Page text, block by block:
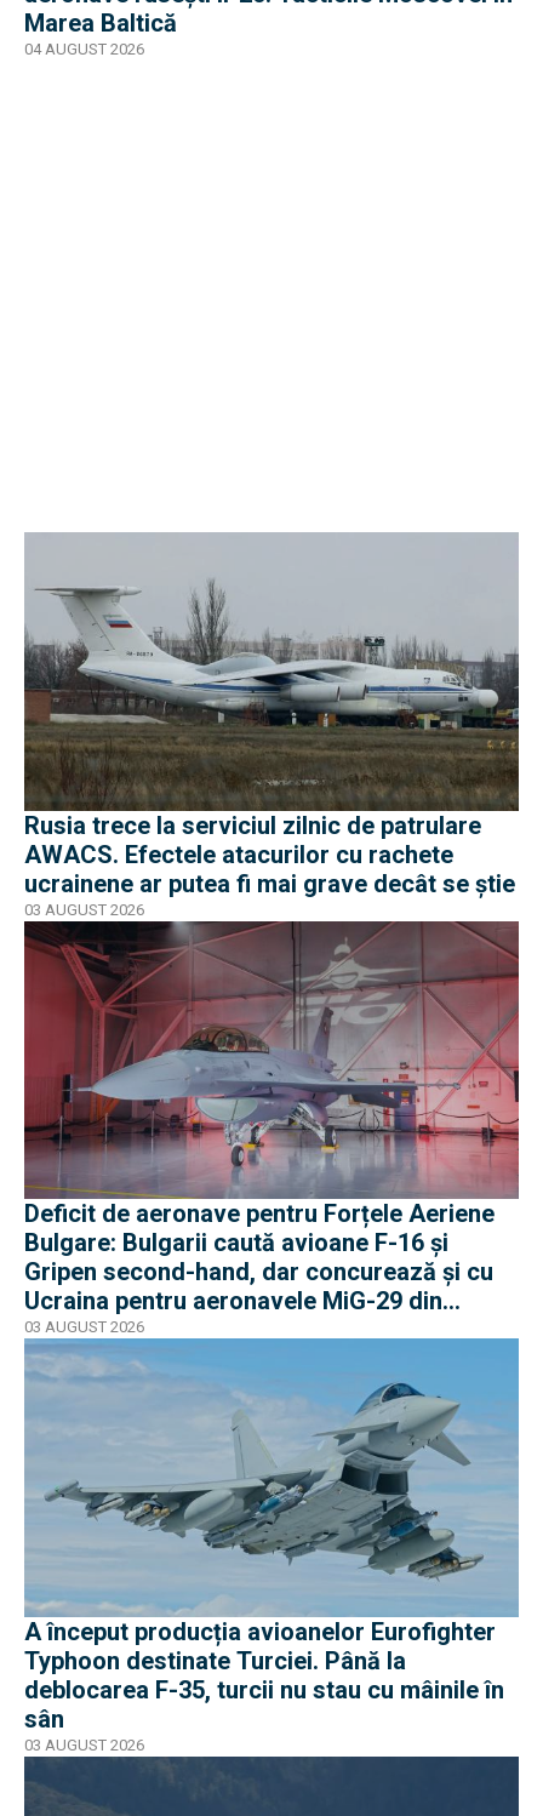
Marea Baltică
04 AUGUST 2026
Rusia trece la serviciul zilnic de patrulare
AWACS. Efectele atacurilor cu rachete
ucrainene ar putea fi mai grave decât se știe
03 AUGUST 2026
Deficit de aeronave pentru Forțele Aeriene
Bulgare: Bulgarii caută avioane F-16 și
Gripen second-hand, dar concurează și cu
Ucraina pentru aeronavele MiG-29 din
Polonia
03 AUGUST 2026
A început producția avioanelor Eurofighter
Typhoon destinate Turciei. Până la
deblocarea F-35, turcii nu stau cu mâinile în
sân
03 AUGUST 2026